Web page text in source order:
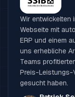
Wir entwickelten
Webseite mit
ERP und einem
uns erhebliche
Teams
Preis-Leistungs-
gesucht haben.